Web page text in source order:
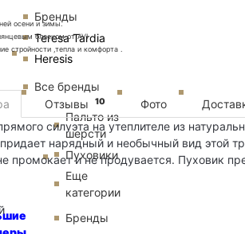
Бренды
Teresa Tardia
Heresis
Все бренды
Пальто из
шерсти
Пуховики
Еще
категории
Бренды
Отзывы 10 Фото
силуэта на утеплителе из
нарядный и необычный вид этой
промокает и не продувается. Пуховик